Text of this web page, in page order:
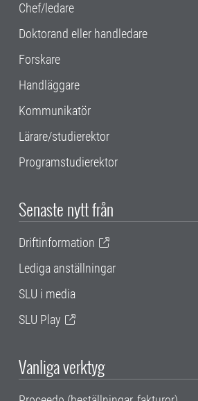
Chef/ledare
Doktorand eller handledare
Forskare
Handläggare
Kommunikatör
Lärare/studierektor
Programstudierektor
Senaste nytt från
Driftinformation
Lediga anställningar
SLU i media
SLU Play
Vanliga verktyg